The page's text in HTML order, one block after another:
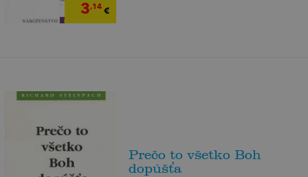
3,14€
Prečo to všetko Boh
dopúšťa